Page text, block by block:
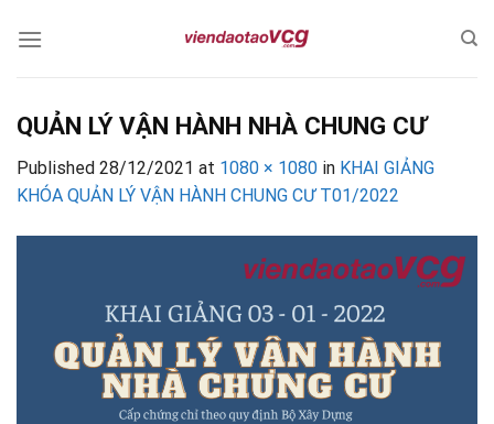
QUẢN LÝ VẬN HÀNH NHÀ CHUNG CƯ
Published 28/12/2021 at 1080 × 1080 in KHAI GIẢNG
KHÓA QUẢN LÝ VẬN HÀNH CHUNG CƯ T01/2022